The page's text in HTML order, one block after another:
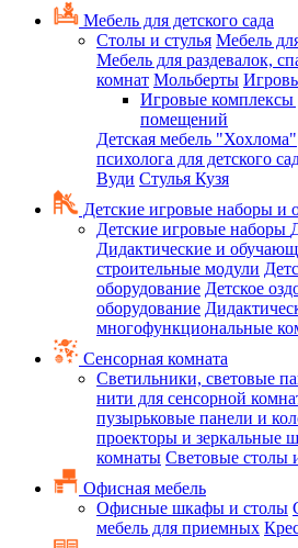
Мебель для детского сада
Столы и стулья Мебель
Мебель для раздевалок,
комнат Мольберты
Игровые комплексы
помещений
Детская мебель "Хохлома"
психолога для детского
Вуди Стулья Кузя
Детские игровые наборы и
Детские игровые наборы
Дидактические и
строительные модули
оборудование Детское
оборудование
многофункциональные
Сенсорная комната
Светильники, световые
нити для сенсорной
пузырьковые панели и
проекторы и зеркальные
комнаты Световые столы
Офисная мебель
Офисные шкафы и столы
мебель для приемных